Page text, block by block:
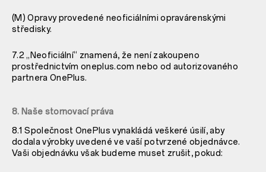
(M) Opravy provedené neoficiálními opravárenskými
středisky.
7.2 „Neoficiální“ znamená, že není zakoupeno
prostřednictvím oneplus.com nebo od autorizovaného
partnera OnePlus.
8. Naše stornovací práva
8.1 Společnost OnePlus vynakládá veškeré úsilí, aby
dodala výrobky uvedené ve vaší potvrzené objednávce.
Vaši objednávku však budeme muset zrušit, pokud: